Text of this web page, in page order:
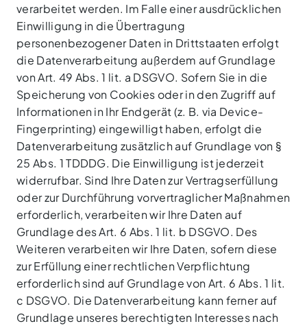
verarbeitet werden. Im Falle einer ausdrücklichen
Einwilligung in die Übertragung
personenbezogener Daten in Drittstaaten erfolgt
die Datenverarbeitung außerdem auf Grundlage
von Art. 49 Abs. 1 lit. a DSGVO. Sofern Sie in die
Speicherung von Cookies oder in den Zugriff auf
Informationen in Ihr Endgerät (z. B. via Device-
Fingerprinting) eingewilligt haben, erfolgt die
Datenverarbeitung zusätzlich auf Grundlage von §
25 Abs. 1 TDDDG. Die Einwilligung ist jederzeit
widerrufbar. Sind Ihre Daten zur Vertragserfüllung
oder zur Durchführung vorvertraglicher Maßnahmen
erforderlich, verarbeiten wir Ihre Daten auf
Grundlage des Art. 6 Abs. 1 lit. b DSGVO. Des
Weiteren verarbeiten wir Ihre Daten, sofern diese
zur Erfüllung einer rechtlichen Verpflichtung
erforderlich sind auf Grundlage von Art. 6 Abs. 1 lit.
c DSGVO. Die Datenverarbeitung kann ferner auf
Grundlage unseres berechtigten Interesses nach